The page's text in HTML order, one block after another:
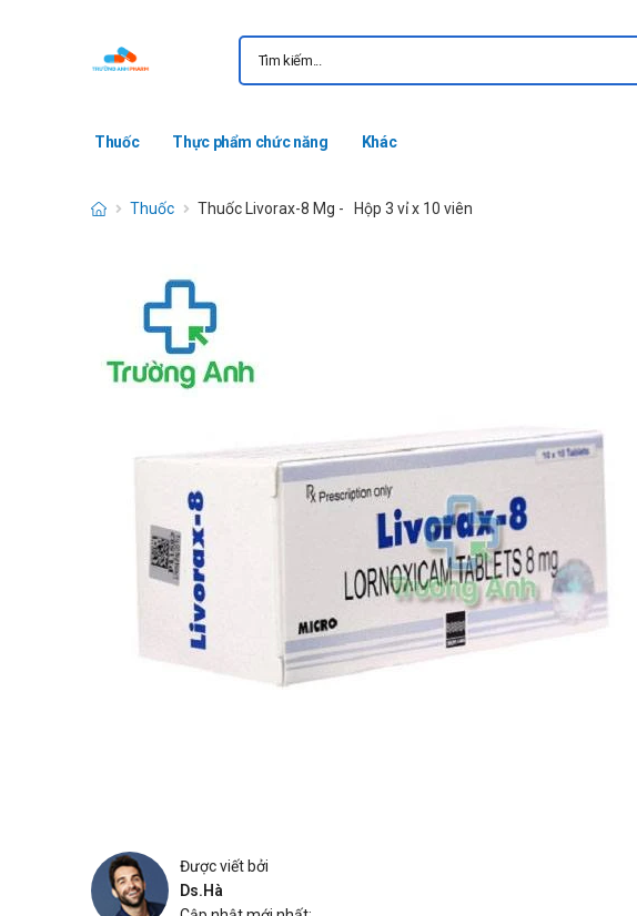
Thuốc Thực phẩm chức năng Khác
Thuốc Thuốc Livorax-8 Mg - Hộp 3 vỉ x 10 viên
Được viết bởi
Ds.Hà